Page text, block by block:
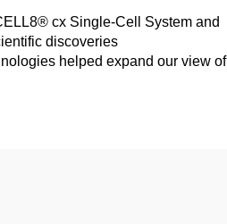
cx Single-Cell System and
discoveries
helped expand our view of